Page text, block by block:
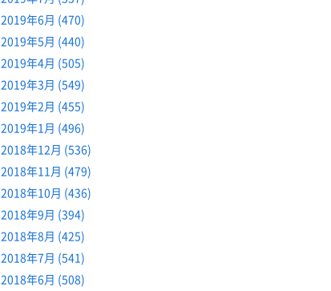
2019年6月 (470)
2019年5月 (440)
2019年4月 (505)
2019年3月 (549)
2019年2月 (455)
2019年1月 (496)
2018年12月 (536)
2018年11月 (479)
2018年10月 (436)
2018年9月 (394)
2018年8月 (425)
2018年7月 (541)
2018年6月 (508)